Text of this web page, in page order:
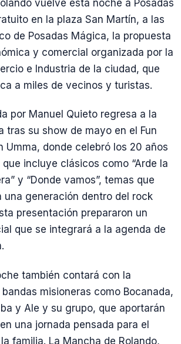
vuelve esta noche a Posadas
en la plaza San Martín, a las
de Posadas Mágica, la propuesta
y comercial organizada por la
e Industria de la ciudad, que
a miles de vecinos y turistas.
por Manuel Quieto regresa a la
tras su show de mayo en el Fun
Umma, donde celebró los 20 años
que incluye clásicos como “Arde la
y “Donde vamos”, temas que
una generación dentro del rock
presentación prepararon un
que se integrará a la agenda de
también contará con la
misioneras como Bocanada,
y Ale y su grupo, que aportarán
una jornada pensada para el
familia. La Mancha de Rolando,